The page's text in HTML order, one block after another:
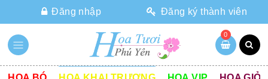
Đăng nhập Đăng ký thành viên
0